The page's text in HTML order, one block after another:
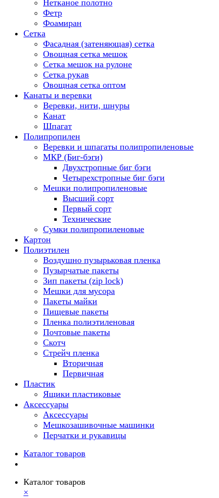
Нетканое полотно
Фетр
Фоамиран
Сетка
Фасадная (затеняющая) сетка
Овощная сетка мешок
Сетка мешок на рулоне
Сетка рукав
Овощная сетка оптом
Канаты и веревки
Веревки, нити, шнуры
Канат
Шпагат
Полипропилен
Веревки и шпагаты полипропиленовые
МКР (Биг-бэги)
Двухстропные биг бэги
Четырехстропные биг бэги
Мешки полипропиленовые
Высший сорт
Первый сорт
Технические
Сумки полипропиленовые
Картон
Полиэтилен
Воздушно пузырьковая пленка
Пузырчатые пакеты
Зип пакеты (zip lock)
Мешки для мусора
Пакеты майки
Пищевые пакеты
Пленка полиэтиленовая
Почтовые пакеты
Скотч
Стрейч пленка
Вторичная
Первичная
Пластик
Ящики пластиковые
Аксессуары
Аксессуары
Мешкозашивочные машинки
Перчатки и рукавицы
Каталог товаров
Каталог товаров
×